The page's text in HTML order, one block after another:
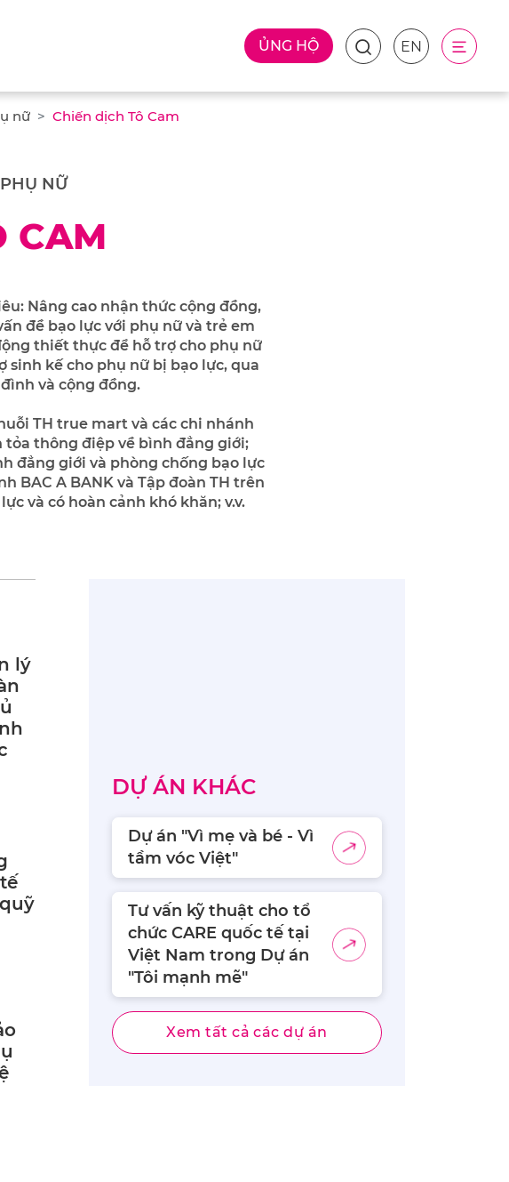
ỦNG HỘ EN
nữ Chiến dịch Tô Cam
NỮ
CAM
Nâng cao nhận thức cộng đồng,
đề bạo lực với phụ nữ và trẻ em
thiết thực để hỗ trợ cho phụ nữ
sinh kế cho phụ nữ bị bạo lực, qua
và cộng đồng.
TH true mart và các chi nhánh
tỏa thông điệp về bình đẳng giới;
đẳng giới và phòng chống bạo lực
BAC A BANK và Tập đoàn TH trên
và có hoàn cảnh khó khăn; v.v.
lý
DỰ ÁN KHÁC
Dự án "Vì mẹ và bé - Vì
tầm vóc Việt"
Tư vấn kỹ thuật cho tổ
chức CARE quốc tế tại
Việt Nam trong Dự án
"Tôi mạnh mẽ"
Xem tất cả các dự án